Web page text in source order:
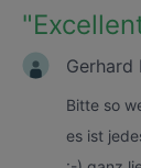
"
Gerhard
Bitte so
es ist